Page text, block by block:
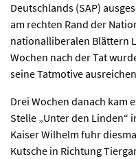
Deutschlands (SAP)
am rechten Rand der
nationalliberalen Blättern
Wochen nach der Tat
seine Tatmotive
Drei Wochen danach kam
Stelle „Unter den Linden“
Kaiser Wilhelm fuhr
Kutsche in Richtung